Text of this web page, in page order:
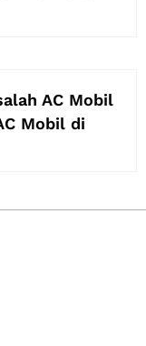
AC Mobil
Mobil di